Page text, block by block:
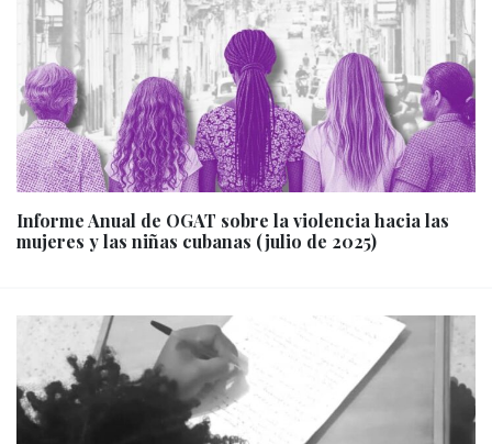
Informe Anual de OGAT sobre la violencia hacia las
mujeres y las niñas cubanas (julio de 2025)